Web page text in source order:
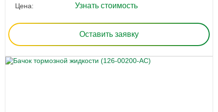
Цена: Узнать стоимость
Оставить заявку